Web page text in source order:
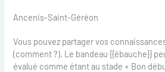
Ancenis-Saint-Géréon
Vous pouvez partager vos
(comment ?). Le bandeau {{ébauche}}
évalué comme étant au stade « Bon